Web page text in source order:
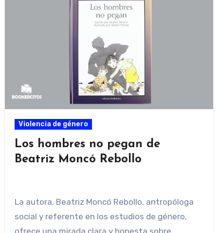
Violencia de género
Los hombres no pegan de
Beatriz Moncó Rebollo
La autora, Beatriz Moncó Rebollo, antropóloga
social y referente en los estudios de género,
ofrece una mirada clara y honesta sobre